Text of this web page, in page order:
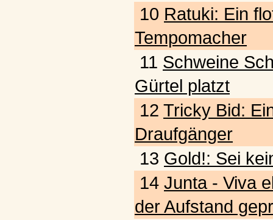
10 Ratuki: Ein
Tempomacher
11 Schweine
Gürtel platzt
12 Tricky Bid:
Draufgänger
13 Gold!: Sei
14 Junta - Viva
der Aufstand